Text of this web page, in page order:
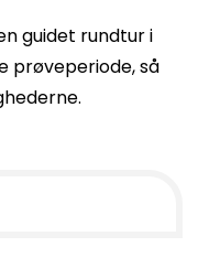
guidet rundtur i
prøveperiode, så